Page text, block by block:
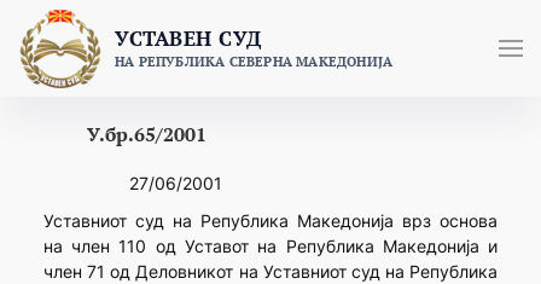
content
УСТАВЕН СУД
НА РЕПУБЛИКА СЕВЕРНА МАКЕДОНИЈА
У.бр.65/2001
27/06/2001
Уставниот суд на Република Македонија врз основа
на член 110 од Уставот на Република Македонија и
член 71 од Деловникот на Уставниот суд на Република